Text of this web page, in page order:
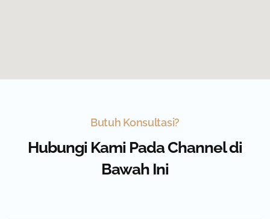
Butuh Konsultasi?
Hubungi Kami Pada Channel di
Bawah Ini